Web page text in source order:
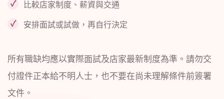
比較店家制度、薪資與交通
安排面試或試做，再自行決定
所有職缺均應以實際面試及店家最新制度為準。請勿交
付證件正本給不明人士，也不要在尚未理解條件前簽署
文件。